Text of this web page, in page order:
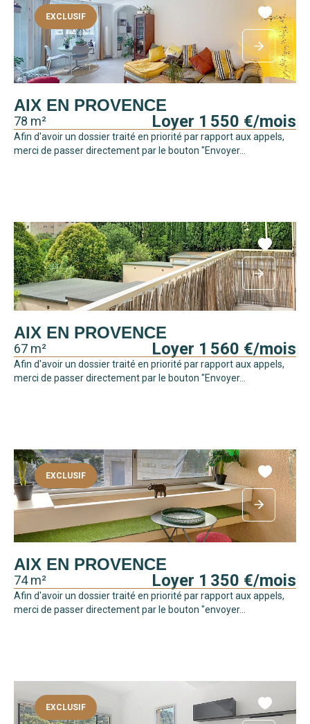
EXCLUSIF
AIX EN PROVENCE
78 m² Loyer 1 550 €/mois
Afin d'avoir un dossier traité en priorité par rapport aux appels,
merci de passer directement par le bouton "Envoyer...
AIX EN PROVENCE
67 m² Loyer 1 560 €/mois
Afin d'avoir un dossier traité en priorité par rapport aux appels,
merci de passer directement par le bouton "Envoyer...
EXCLUSIF
AIX EN PROVENCE
74 m² Loyer 1 350 €/mois
Afin d'avoir un dossier traité en priorité par rapport aux appels,
merci de passer directement par le bouton "envoyer...
EXCLUSIF